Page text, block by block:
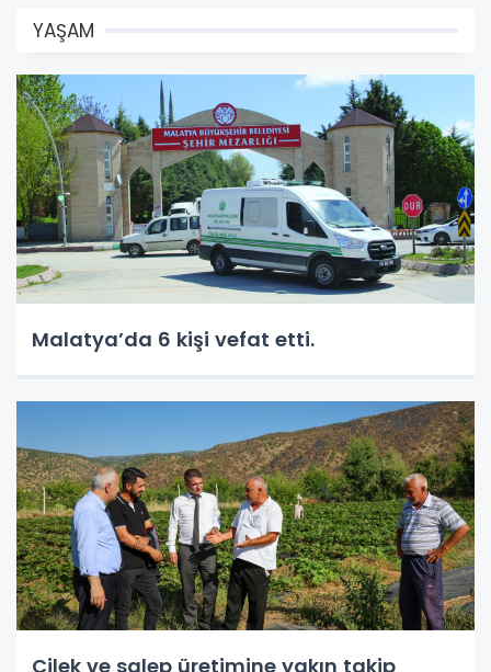
YAŞAM
Malatya’da 6 kişi vefat etti.
Çilek ve salep üretimine yakın takip